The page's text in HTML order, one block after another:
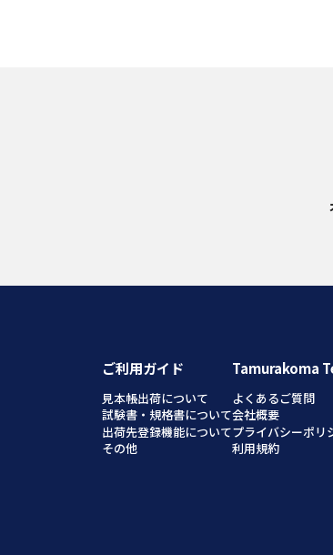
ご利用ガイド
見本帳出荷について
試験書・規格書について
出荷先登録機能について
その他
Tamurakoma
よくあるご質問
会社概要
プライバシーポリ
利用規約